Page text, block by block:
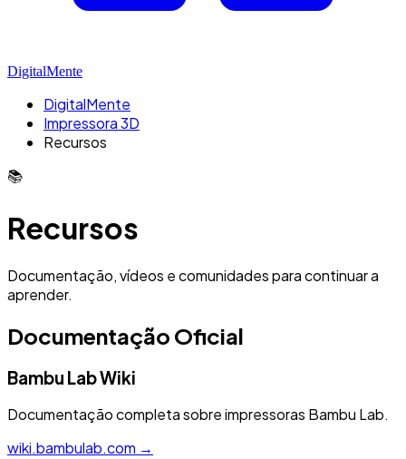
DigitalMente
DigitalMente
Impressora 3D
Recursos
📚
Recursos
Documentação, vídeos e comunidades para continuar a
aprender.
Documentação Oficial
Bambu Lab Wiki
Documentação completa sobre impressoras Bambu Lab.
wiki.bambulab.com →